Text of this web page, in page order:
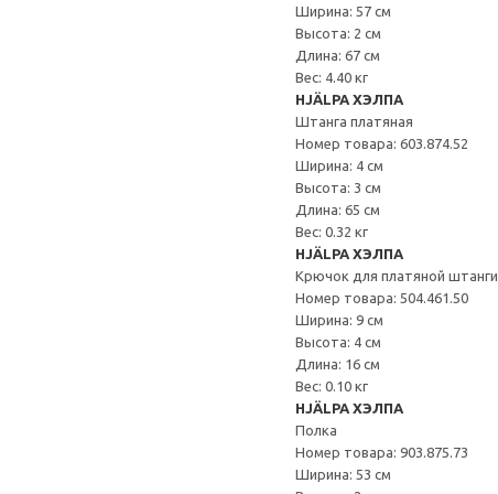
Ширина: 57 см
Высота: 2 см
Длина: 67 см
Вес: 4.40 кг
HJÄLPA ХЭЛПА
Штанга платяная
Номер товара: 603.874.52
Ширина: 4 см
Высота: 3 см
Длина: 65 см
Вес: 0.32 кг
HJÄLPA ХЭЛПА
Крючок для платяной штанги
Номер товара: 504.461.50
Ширина: 9 см
Высота: 4 см
Длина: 16 см
Вес: 0.10 кг
HJÄLPA ХЭЛПА
Полка
Номер товара: 903.875.73
Ширина: 53 см